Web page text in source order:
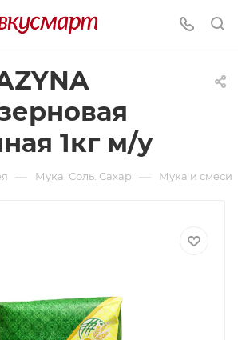
1кг м/у
— Мука. Соль. Сахар — Мука и смеси